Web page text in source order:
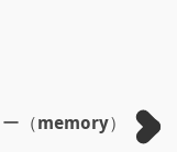
（memory）